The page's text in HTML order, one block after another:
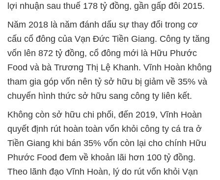
lợi nhuận sau thuế 178 tỷ đồng, gần gấp đôi 2015.
Năm 2018 là năm đánh dấu sự thay đổi trong cơ
cấu cổ đông của Vạn Đức Tiền Giang. Công ty tăng
vốn lên 872 tỷ đồng, cổ đông mới là Hữu Phước
Food và bà Trương Thị Lệ Khanh. Vĩnh Hoàn không
tham gia góp vốn nên tỷ sở hữu bị giảm về 35% và
chuyển hình thức sở hữu sang công ty liên kết.
Không còn sở hữu chi phối, đến 2019, Vĩnh Hoàn
quyết định rút hoàn toàn vốn khỏi công ty cá tra ở
Tiền Giang khi bán 35% vốn còn lại cho chính Hữu
Phước Food đem về khoản lãi hơn 100 tỷ đồng.
Theo lãnh đạo Vĩnh Hoàn, lý do rút vốn khỏi Vạn